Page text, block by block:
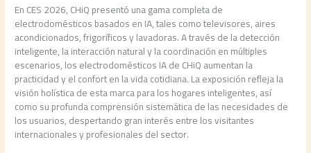
En CES 2026, CHiQ presentó una gama completa de
electrodomésticos basados en IA, tales como televisores, aires
acondicionados, frigoríficos y lavadoras. A través de la detección
inteligente, la interacción natural y la coordinación en múltiples
escenarios, los electrodomésticos IA de CHiQ aumentan la
practicidad y el confort en la vida cotidiana. La exposición refleja la
visión holística de esta marca para los hogares inteligentes, así
como su profunda comprensión sistemática de las necesidades de
los usuarios, despertando gran interés entre los visitantes
internacionales y profesionales del sector.